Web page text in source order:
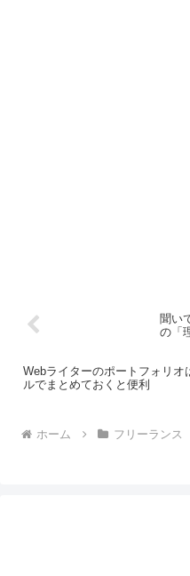
聞い
の「
Webライターのポートフォリオ
ルでまとめておくと便利
ホーム フリーランス